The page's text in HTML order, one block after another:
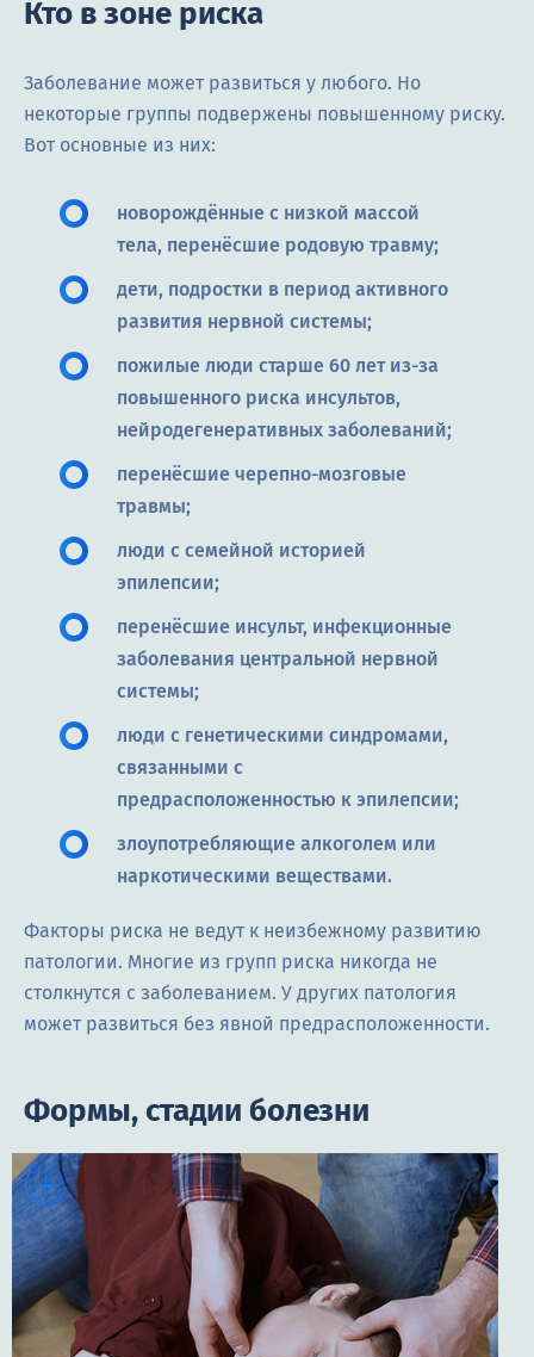
Кто в зоне риска
Заболевание может развиться у любого. Но
некоторые группы подвержены повышенному риску.
Вот основные из них:
новорождённые с низкой массой
тела, перенёсшие родовую травму;
дети, подростки в период активного
развития нервной системы;
пожилые люди старше 60 лет из-за
повышенного риска инсультов,
нейродегенеративных заболеваний;
перенёсшие черепно-мозговые
травмы;
люди с семейной историей
эпилепсии;
перенёсшие инсульт, инфекционные
заболевания центральной нервной
системы;
люди с генетическими синдромами,
связанными с
предрасположенностью к эпилепсии;
злоупотребляющие алкоголем или
наркотическими веществами.
Факторы риска не ведут к неизбежному развитию
патологии. Многие из групп риска никогда не
столкнутся с заболеванием. У других патология
может развиться без явной предрасположенности.
Формы, стадии болезни